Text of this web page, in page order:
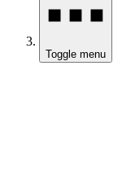
Toggle menu